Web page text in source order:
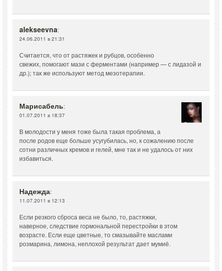
alekseevna:
24.06.2011 в 21:31
Считается, что от растяжек и рубцов, особенно
свежих, помогают мази с ферментами (например — с лидазой и
др.); так же используют метод мезотерапии.
Марисабель:
01.07.2011 в 18:37
В молодости у меня тоже была такая проблема, а
после родов еще больше усугубилась, но, к сожалению после
сотни различных кремов и гелей, мне так и не удалось от них
избавиться.
Надежда:
11.07.2011 в 12:13
Если резкого сброса веса не было, то, растяжки,
наверное, следствие гормональной перестройки в этом
возрасте. Если еще цветные, то смазывайте маслами
розмарина, лимона, неплохой результат дает мумиё.